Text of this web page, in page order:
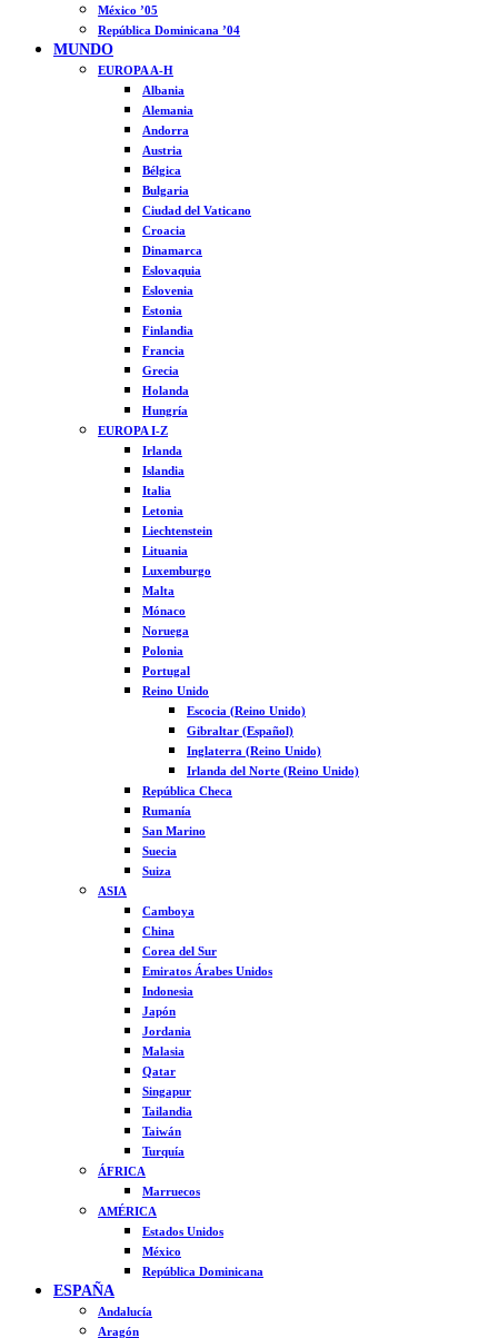
México ’05
República Dominicana ’04
MUNDO
EUROPA A-H
Albania
Alemania
Andorra
Austria
Bélgica
Bulgaria
Ciudad del Vaticano
Croacia
Dinamarca
Eslovaquia
Eslovenia
Estonia
Finlandia
Francia
Grecia
Holanda
Hungría
EUROPA I-Z
Irlanda
Islandia
Italia
Letonia
Liechtenstein
Lituania
Luxemburgo
Malta
Mónaco
Noruega
Polonia
Portugal
Reino Unido
Escocia (Reino Unido)
Gibraltar (Español)
Inglaterra (Reino Unido)
Irlanda del Norte (Reino Unido)
República Checa
Rumanía
San Marino
Suecia
Suiza
ASIA
Camboya
China
Corea del Sur
Emiratos Árabes Unidos
Indonesia
Japón
Jordania
Malasia
Qatar
Singapur
Tailandia
Taiwán
Turquía
ÁFRICA
Marruecos
AMÉRICA
Estados Unidos
México
República Dominicana
ESPAÑA
Andalucía
Aragón